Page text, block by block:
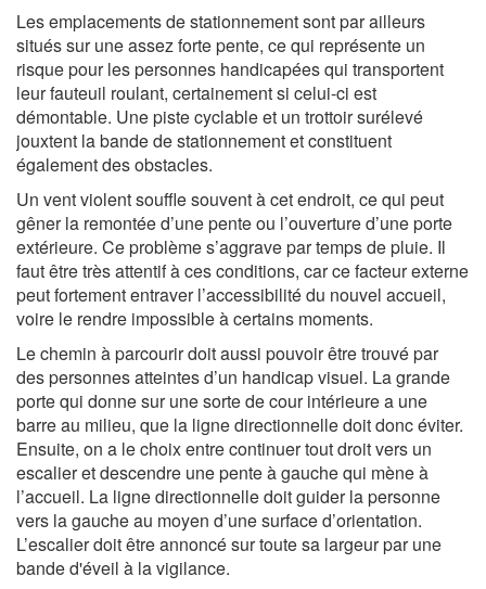
Les emplacements de stationnement sont par ailleurs
situés sur une assez forte pente, ce qui représente un
risque pour les personnes handicapées qui transportent
leur fauteuil roulant, certainement si celui-ci est
démontable. Une piste cyclable et un trottoir surélevé
jouxtent la bande de stationnement et constituent
également des obstacles.
Un vent violent souffle souvent à cet endroit, ce qui peut
gêner la remontée d’une pente ou l’ouverture d’une porte
extérieure. Ce problème s’aggrave par temps de pluie. Il
faut être très attentif à ces conditions, car ce facteur externe
peut fortement entraver l’accessibilité du nouvel accueil,
voire le rendre impossible à certains moments.
Le chemin à parcourir doit aussi pouvoir être trouvé par
des personnes atteintes d’un handicap visuel. La grande
porte qui donne sur une sorte de cour intérieure a une
barre au milieu, que la ligne directionnelle doit donc éviter.
Ensuite, on a le choix entre continuer tout droit vers un
escalier et descendre une pente à gauche qui mène à
l’accueil. La ligne directionnelle doit guider la personne
vers la gauche au moyen d’une surface d’orientation.
L’escalier doit être annoncé sur toute sa largeur par une
bande d'éveil à la vigilance.